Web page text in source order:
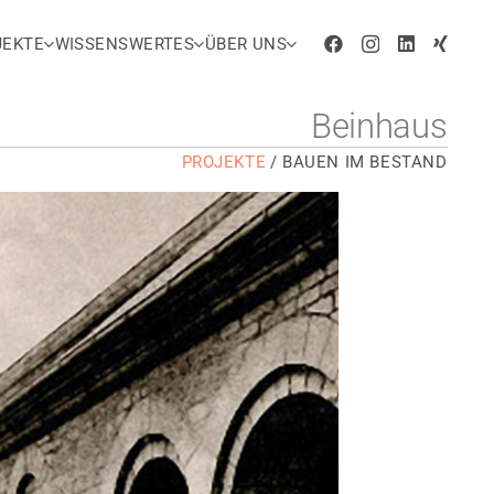
WISSENSWERTES ÜBER UNS
Beinhaus
PROJEKTE / BAUEN IM BESTAND